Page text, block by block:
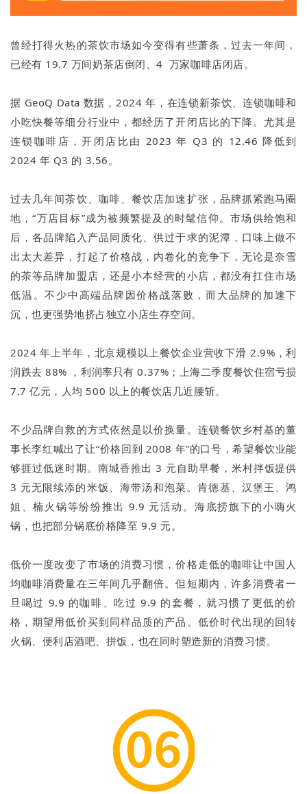
曾经打得火热的茶饮市场如今变得有些萧条，过去一年间，
已经有 19.7 万间奶茶店倒闭、4 万家咖啡店闭店。
据 GeoQ Data 数据，2024 年，在连锁新茶饮、连锁咖啡和
小吃快餐等细分行业中，都经历了开闭店比的下降。尤其是
连锁咖啡店，开闭店比由 2023 年 Q3 的 12.46 降低到
2024 年 Q3 的 3.56。
过去几年间茶饮、咖啡、餐饮店加速扩张，品牌抓紧跑马圈
地，“万店目标”成为被频繁提及的时髦信仰。市场供给饱和
后，各品牌陷入产品同质化、供过于求的泥潭，口味上做不
出太大差异，打起了价格战，内卷化的竞争下，无论是奈雪
的茶等品牌加盟店，还是小本经营的小店，都没有扛住市场
低温。不少中高端品牌因价格战落败，而大品牌的加速下
沉，也更强势地挤占独立小店生存空间。
2024 年上半年，北京规模以上餐饮企业营收下滑 2.9%，利
润跌去 88% ，利润率只有 0.37%；上海二季度餐饮住宿亏损
7.7 亿元，人均 500 以上的餐饮店几近腰斩。
不少品牌自救的方式依然是以价换量。连锁餐饮乡村基的董
事长李红喊出了让“价格回到 2008 年”的口号，希望餐饮业能
够捱过低迷时期。南城香推出 3 元自助早餐，米村拌饭提供
3 元无限续添的米饭、海带汤和泡菜。肯德基、汉堡王、鸿
姐、楠火锅等纷纷推出 9.9 元活动。海底捞旗下的小嗨火
锅，也把部分锅底价格降至 9.9 元。
低价一度改变了市场的消费习惯，价格走低的咖啡让中国人
均咖啡消费量在三年间几乎翻倍。但短期内，许多消费者一
旦喝过 9.9 的咖啡、吃过 9.9 的套餐，就习惯了更低的价
格，期望用低价买到同样品质的产品。低价时代出现的回转
火锅、便利店酒吧、拼饭，也在同时塑造新的消费习惯。